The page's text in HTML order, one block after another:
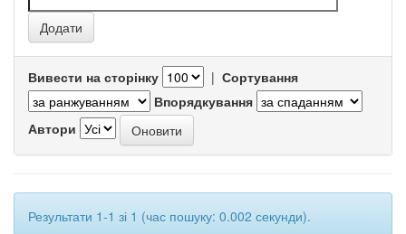
Вивести на сторінку | Сортування
Впорядкування
Автори
Результати 1-1 зі 1 (час пошуку: 0.002 секунди).